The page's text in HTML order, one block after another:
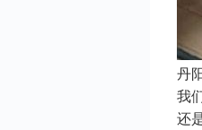
丹
我
还